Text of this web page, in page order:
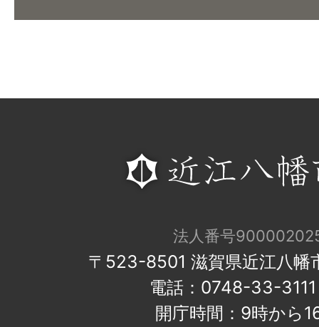
法人番号
〒523-8501 滋賀県近江八幡
電話：0748-33-
開庁時間：9時から